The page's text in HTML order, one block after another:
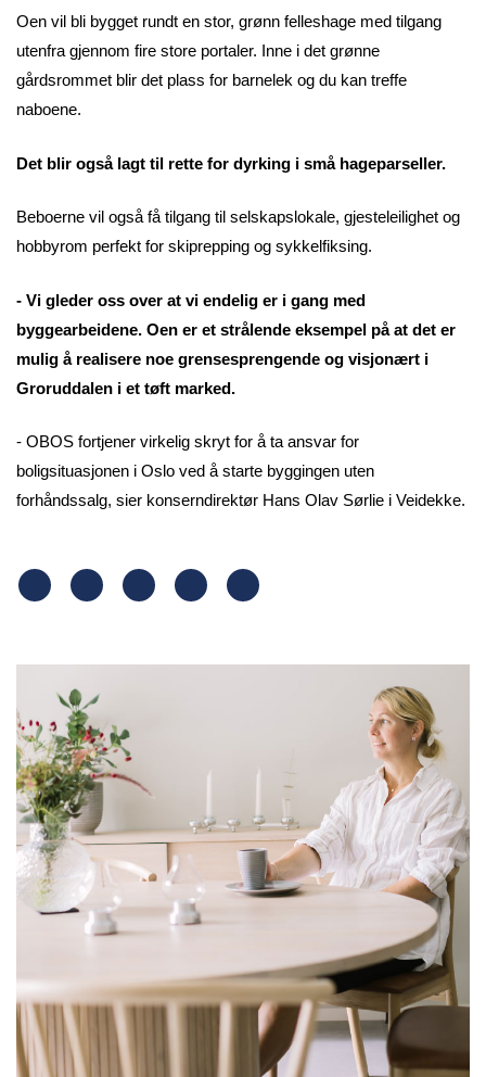
Oen vil bli bygget rundt en stor, grønn felleshage med tilgang
utenfra gjennom fire store portaler. Inne i det grønne
gårdsrommet blir det plass for barnelek og du kan treffe
naboene.
Det blir også lagt til rette for dyrking i små hageparseller.
Beboerne vil også få tilgang til selskapslokale, gjesteleilighet og
hobbyrom perfekt for skiprepping og sykkelfiksing.
- Vi gleder oss over at vi endelig er i gang med
byggearbeidene. Oen er et strålende eksempel på at det er
mulig å realisere noe grensesprengende og visjonært i
Groruddalen i et tøft marked.
- OBOS fortjener virkelig skryt for å ta ansvar for
boligsituasjonen i Oslo ved å starte byggingen uten
forhåndssalg, sier konserndirektør Hans Olav Sørlie i Veidekke.